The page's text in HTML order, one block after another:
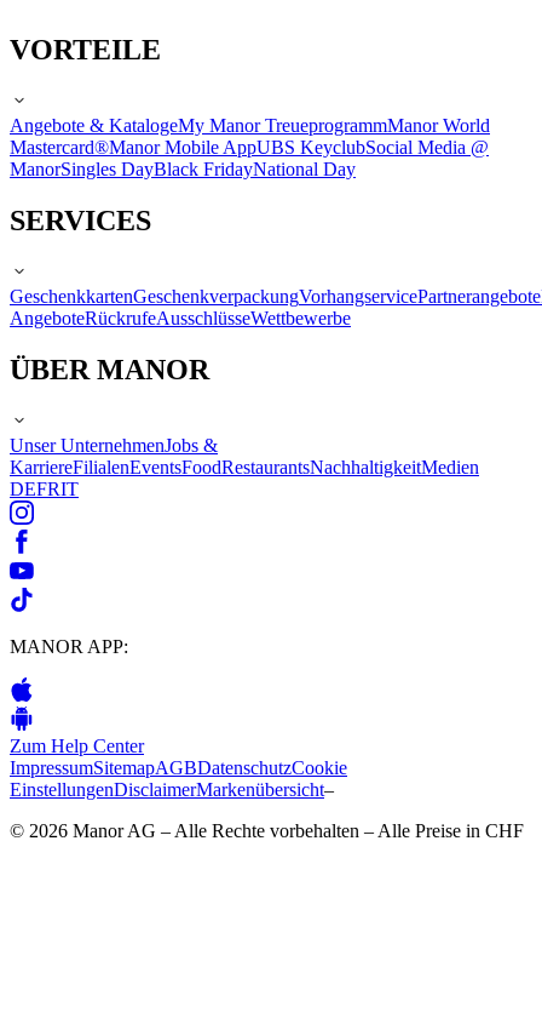
VORTEILE
Angebote & KatalogeMy Manor TreueprogrammManor World
Mastercard®Manor Mobile AppUBS KeyclubSocial Media @
ManorSingles DayBlack FridayNational Day
SERVICES
GeschenkkartenGeschenkverpackungVorhangservicePartnerangebote
AngeboteRückrufeAusschlüsseWettbewerbe
ÜBER MANOR
Unser UnternehmenJobs &
KarriereFilialenEventsFoodRestaurantsNachhaltigkeitMedien
DEFRIT
MANOR APP:
Zum Help Center
ImpressumSitemapAGBDatenschutzCookie
EinstellungenDisclaimerMarkenübersicht–
© 2026 Manor AG – Alle Rechte vorbehalten – Alle Preise in CHF